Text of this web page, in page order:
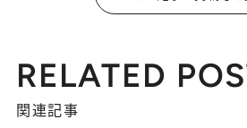
RELATED
関連記事